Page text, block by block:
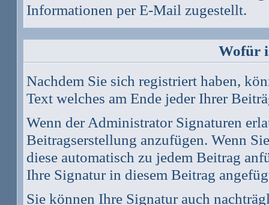
Informationen per E-Mail zugestellt.
Wofür
Nachdem Sie sich registriert haben,
Text welches am Ende jeder Ihrer
Wenn der Administrator Signaturen
Beitragserstellung anzufügen. Wenn
diese automatisch zu jedem Beitrag
Ihre Signatur in diesem Beitrag
Sie können Ihre Signatur auch